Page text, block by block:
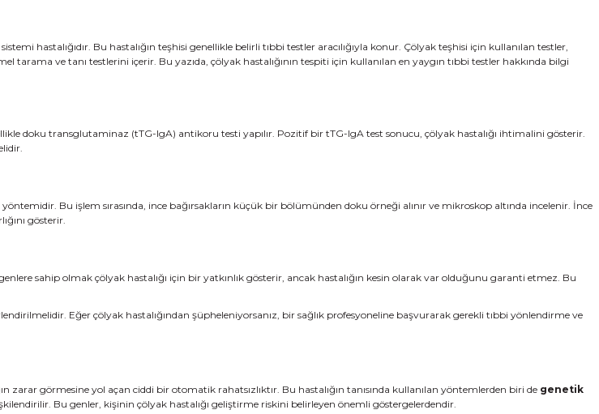
hastalığıdır. Bu hastalığın teşhisi genellikle belirli tıbbi testler aracılığıyla konur. Çölyak teşhisi için kullanılan testler,
tarama ve tanı testlerini içerir. Bu yazıda, çölyak hastalığının tespiti için kullanılan en yaygın tıbbi testler hakkında bilgi
doku transglutaminaz (tTG-IgA) antikoru testi yapılır. Pozitif bir tTG-IgA test sonucu, çölyak hastalığı ihtimalini gösterir.
Bu işlem sırasında, ince bağırsakların küçük bir bölümünden doku örneği alınır ve mikroskop altında incelenir. İnce
gösterir.
sahip olmak çölyak hastalığı için bir yatkınlık gösterir, ancak hastalığın kesin olarak var olduğunu garanti etmez. Bu
Eğer çölyak hastalığından şüpheleniyorsanız, bir sağlık profesyoneline başvurarak gerekli tıbbi yönlendirme ve
zarar görmesine yol açan ciddi bir otomatik rahatsızlıktır. Bu hastalığın tanısında kullanılan yöntemlerden biri de genetik
Bu genler, kişinin çölyak hastalığı geliştirme riskini belirleyen önemli göstergelerdendir.